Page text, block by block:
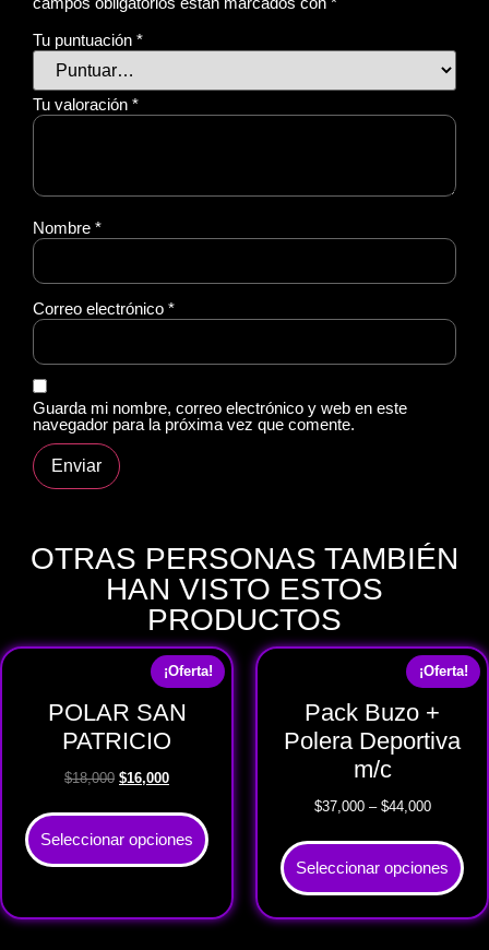
Tu puntuación *
Tu valoración *
Nombre *
Correo electrónico *
Guarda mi nombre, correo electrónico y web en este
navegador para la próxima vez que comente.
OTRAS PERSONAS TAMBIÉN
HAN VISTO ESTOS
PRODUCTOS
¡Oferta!
POLAR SAN
PATRICIO
$18,000 $16,000
Seleccionar opciones
¡Oferta!
Pack Buzo +
Polera Deportiva
m/c
$37,000– $44,000
Seleccionar opciones